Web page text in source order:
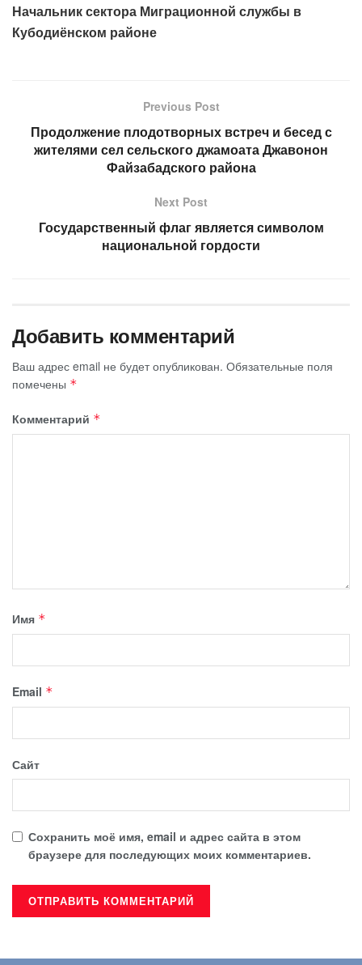
Начальник сектора Миграционной службы в
Кубодиёнском районе
Previous Post
Продолжение плодотворных встреч и бесед с
жителями сел сельского джамоата Джавонон
Файзабадского района
Next Post
Государственный флаг является символом
национальной гордости
Добавить комментарий
Ваш адрес email не будет опубликован. Обязательные поля
помечены *
Комментарий *
Имя *
Email *
Сайт
Сохранить моё имя, email и адрес сайта в этом
браузере для последующих моих комментариев.